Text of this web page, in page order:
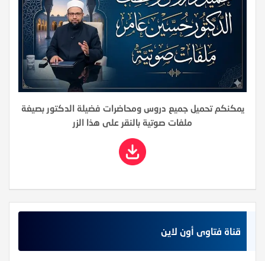
يمكنكم تحميل جميع دروس ومحاضرات فضيلة الدكتور بصيغة
ملفات صوتية بالنقر على هذا الزر
قناة فتاوى أون لاين